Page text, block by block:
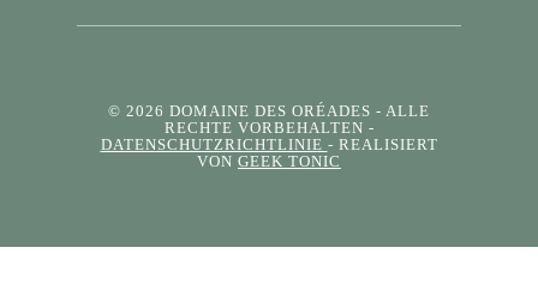
© 2026 DOMAINE DES ORÉADES - ALLE
RECHTE VORBEHALTEN -
DATENSCHUTZRICHTLINIE - REALISIERT
VON GEEK TONIC